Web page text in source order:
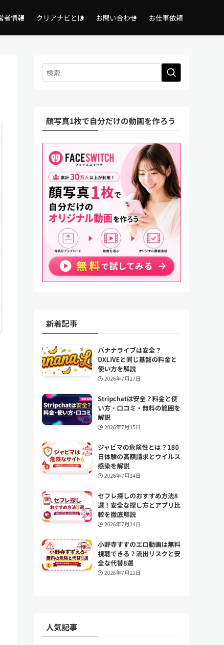
者情報 クリアナビとは お問い合わせ お仕事依頼
顔写真1枚で自分だけの動画を作ろう
新着記事
バナナライブは安全？
DXLIVEと同じ基盤の料金と
使い方を解説
2026年7月17日
Stripchatは安全？料金と使
い方・口コミ・無料の範囲を
解説
2026年7月15日
ジャビマの危険性とは？180
日体験の高額請求とウイルス
感染を解説
2026年7月14日
セフレ探しのおすすめ方法8
選！安全な探し方とアプリ比
較を徹底解説
2026年7月14日
小野寺すずのエロ動画は無料
視聴できる？流出リスクと安
全な代替8選
2026年7月12日
人気記事